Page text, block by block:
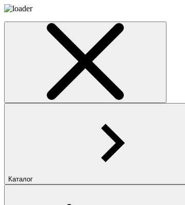
Каталог